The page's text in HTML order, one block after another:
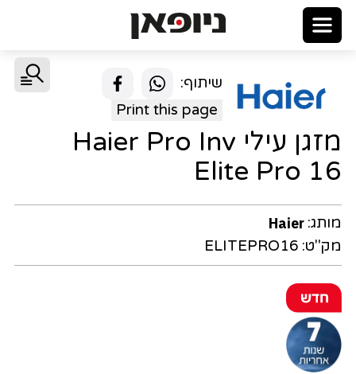
שיתוף:
Print this page
מזגן עילי Haier Pro Inv
Elite Pro 16
מותג: Haier
מק"ט: ELITEPRO16